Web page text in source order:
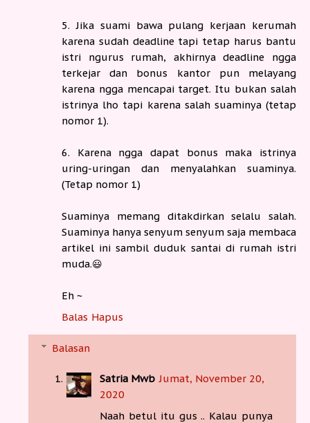
5. Jika suami bawa pulang kerjaan kerumah
karena sudah deadline tapi tetap harus bantu
istri ngurus rumah, akhirnya deadline ngga
terkejar dan bonus kantor pun melayang
karena ngga mencapai target. Itu bukan salah
istrinya lho tapi karena salah suaminya (tetap
nomor 1).
6. Karena ngga dapat bonus maka istrinya
uring-uringan dan menyalahkan suaminya.
(Tetap nomor 1)
Suaminya memang ditakdirkan selalu salah.
Suaminya hanya senyum senyum saja membaca
artikel ini sambil duduk santai di rumah istri
muda.😃
Eh ~
Balas Hapus
Balasan
Satria Mwb Jumat, November 20,
2020
Naah betul itu gus .. Kalau punya